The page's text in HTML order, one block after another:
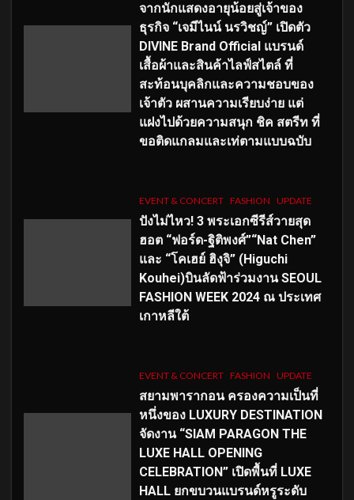
จากนักแสดงอายุน้อยสู่เจ้าของ
ธุรกิจ “เจมีไนน์ นรวิชญ์” เปิดตัว
DIVINE Brand Official แบรนด์
เสื้อผ้าและสินค้าไลฟ์สไตล์ ที่
สะท้อนบุคลิกและความชอบของ
เจ้าตัว ผสานความเรียบง่าย แต่
แฝงไปด้วยความสนุก ชิค สตรีท ที่
ขอติดแกลมและเท่ตามแบบฉบับ
EVENT & CONCERT FASHION UPDATE
ปังไม่ไหว! 3 พระเอกซีรีส์วายสุด
ฮอต “ฟอร์ด-ฐิติพงศ์”“Nat Chen”
และ “โคเฮย์ ฮิงุจิ” (Higuchi
Kouhei)บินลัดฟ้าร่วมงาน SEOUL
FASHION WEEK 2024 ณ ประเทศ
เกาหลีใต้
EVENT & CONCERT FASHION UPDATE
สยามพารากอน ครองความเป็นที่
หนึ่งของ LUXURY DESTINATION
จัดงาน “SIAM PARAGON THE
LUXE HALL OPENING
CELEBRATION” เปิดพื้นที่ LUXE
HALL ยกขบวนแบรนด์หรูระดับ